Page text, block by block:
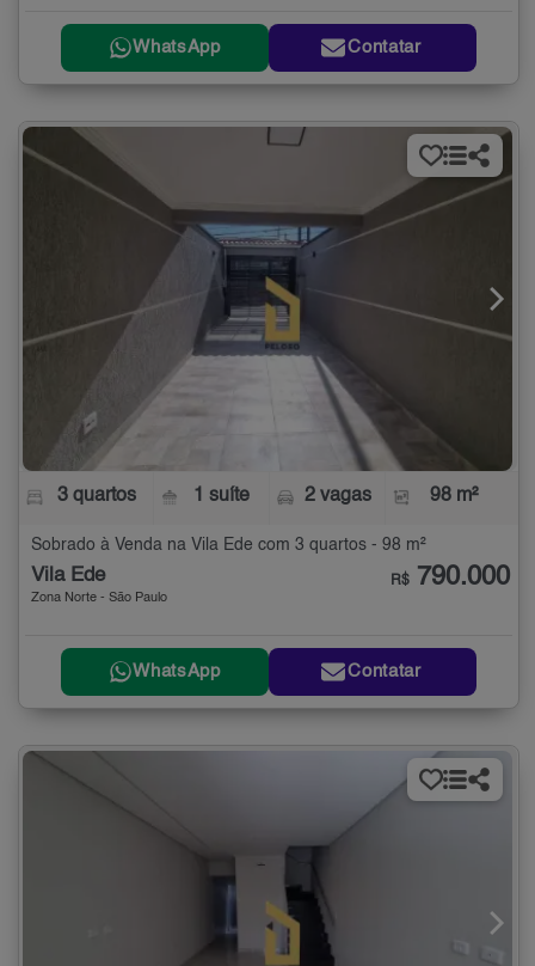
WhatsApp Contatar
3 quartos 1 suíte 2 vagas 98 m²
Sobrado à Venda na Vila Ede com 3 quartos - 98 m²
Vila Ede
Zona Norte - São Paulo
R$ 790.000
WhatsApp Contatar